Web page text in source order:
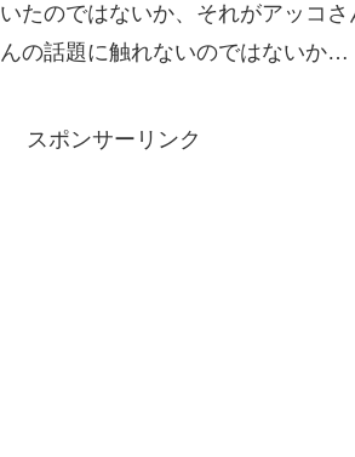
たのではないか、それがアッコさ
の話題に触れないのではないか…
スポンサーリンク